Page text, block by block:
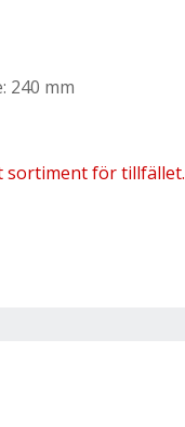
240 mm
sortiment för tillfället.